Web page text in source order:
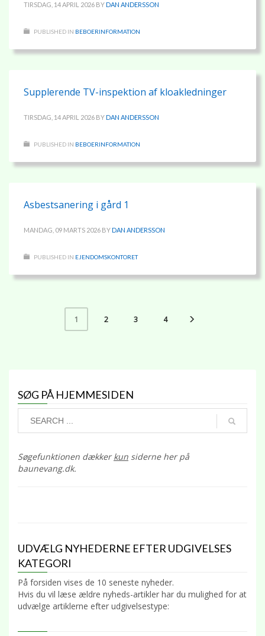
TIRSDAG, 14 APRIL 2026 BYDAN ANDERSSON
PUBLISHED IN BEBOERINFORMATION
Supplerende TV-inspektion af kloakledninger
TIRSDAG, 14 APRIL 2026 BYDAN ANDERSSON
PUBLISHED IN BEBOERINFORMATION
Asbestsanering i gård 1
MANDAG, 09 MARTS 2026 BYDAN ANDERSSON
PUBLISHED IN EJENDOMSKONTORET
1 2 3 4
SØG PÅ HJEMMESIDEN
Søgefunktionen dækkerkun siderne her på
baunevang.dk.
UDVÆLG NYHEDERNE EFTER UDGIVELSES
KATEGORI
På forsiden vises de 10 seneste nyheder.
Hvis du vil læse ældre nyheds-artikler har du mulighed for at
udvælge artiklerne efter udgivelsestype: